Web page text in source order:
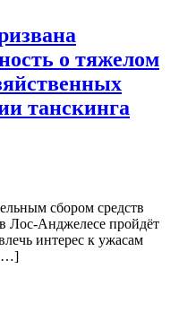
о тяжелом
танскинга
сбором средств
Лос-Анджелесе пройдёт
интерес к ужасам